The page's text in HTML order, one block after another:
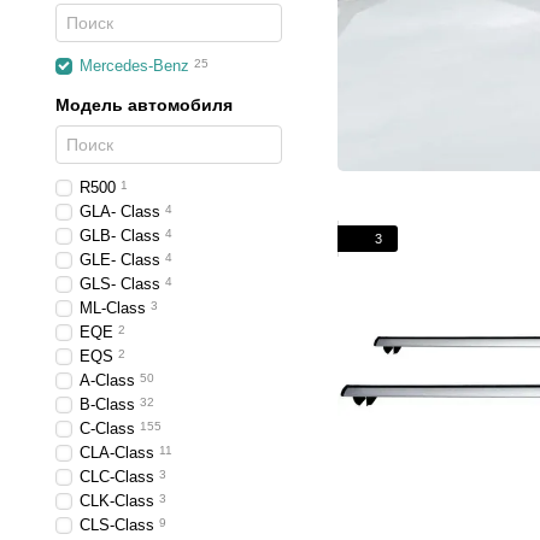
3
Mercedes-Benz 25
Модель автомобиля
R500 1
GLA- Class 4
GLB- Class 4
GLE- Class 4
GLS- Class 4
ML-Class 3
EQE 2
EQS 2
A-Class 50
B-Class 32
C-Class 155
CLA-Class 11
CLC-Class 3
CLK-Class 3
CLS-Class 9